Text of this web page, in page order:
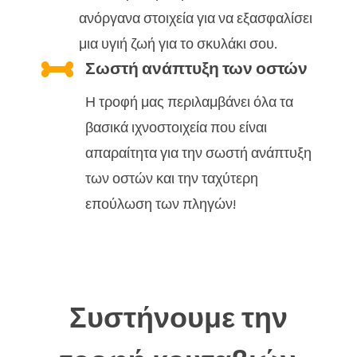
ανόργανα στοιχεία για να εξασφαλίσει
μια υγιή ζωή για το σκυλάκι σου.
 Σωστή ανάπτυξη των οστών
Η τροφή μας περιλαμβάνει όλα τα
βασικά ιχνοστοιχεία που είναι
απαραίτητα για την σωστή ανάπτυξη
των οστών και την ταχύτερη
επούλωση των πληγών!
Συστήνουμε την